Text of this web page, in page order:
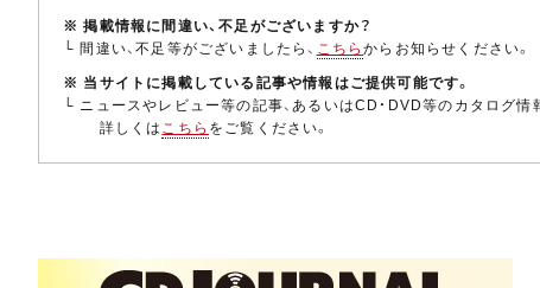
※ 掲載情報に間違い、不足がございますか？
└ 間違い、不足等がございましたら、 こちらからお知らせください。
※ 当サイトに掲載している記事や情報はご提供可能です。
└ ニュースやレビュー等の記事、あるいはCD・DVD等のカタログ情
詳しくはこちら をご覧ください。